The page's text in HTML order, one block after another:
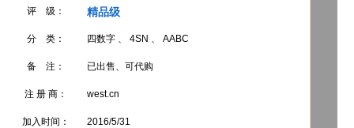
评 级： 精品级
分 类： 四数字 、 4SN 、 AABC
备 注： 已出售、可代购
注 册 商： west.cn
加入时间： 2016/5/31